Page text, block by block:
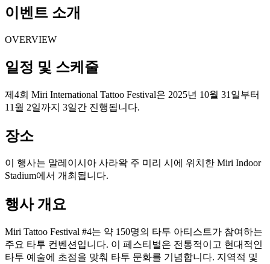
이벤트 소개
OVERVIEW
일정 및 스케줄
제4회 Miri International Tattoo Festival은 2025년 10월 31일부터
11월 2일까지 3일간 진행됩니다.
장소
이 행사는 말레이시아 사라왁 주 미리 시에 위치한 Miri Indoor
Stadium에서 개최됩니다.
행사 개요
Miri Tattoo Festival #4는 약 150명의 타투 아티스트가 참여하는
주요 타투 컨벤션입니다. 이 페스티벌은 전통적이고 현대적인
타투 예술에 초점을 맞춰 타투 문화를 기념합니다. 지역적 및